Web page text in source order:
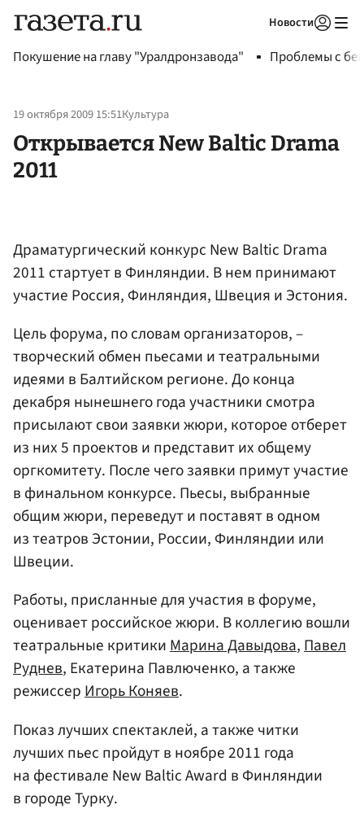
Новости
Покушение на главу "Уралдронзавода" Проблемы с
19 октября 2009 15:51Культура
Открывается New Baltic Drama
2011
Драматургический конкурс New Baltic Drama
2011 стартует в Финляндии. В нем принимают
участие Россия, Финляндия, Швеция и Эстония.
Цель форума, по словам организаторов, –
творческий обмен пьесами и театральными
идеями в Балтийском регионе. До конца
декабря нынешнего года участники смотра
присылают свои заявки жюри, которое отберет
из них 5 проектов и представит их общему
оргкомитету. После чего заявки примут участие
в финальном конкурсе. Пьесы, выбранные
общим жюри, переведут и поставят в одном
из театров Эстонии, России, Финляндии или
Швеции.
Работы, присланные для участия в форуме,
оценивает российское жюри. В коллегию вошли
театральные критикиМарина Давыдова,Павел
Руднев, Екатерина Павлюченко, а также
режиссерИгорь Коняев.
Показ лучших спектаклей, а также читки
лучших пьес пройдут в ноябре 2011 года
на фестивале New Baltic Award в Финляндии
в городе Турку.